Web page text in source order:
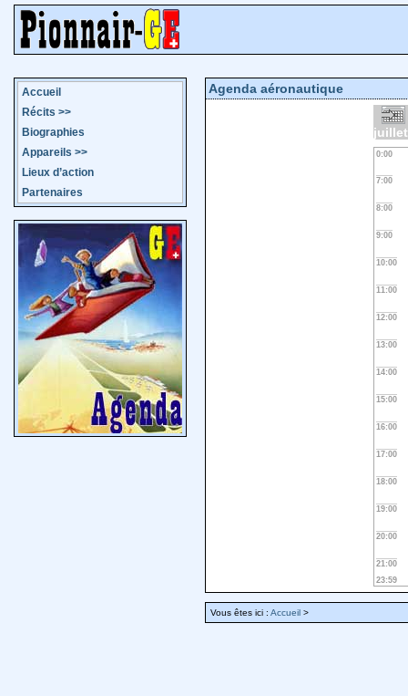
Accueil
Récits >>
Biographies
Appareils >>
Lieux d’action
Partenaires
Agenda aéronautique
0:00
7:00
8:00
9:00
10:00
11:00
12:00
13:00
14:00
15:00
16:00
17:00
18:00
19:00
20:00
21:00
23:59
Vous êtes ici : Accueil >